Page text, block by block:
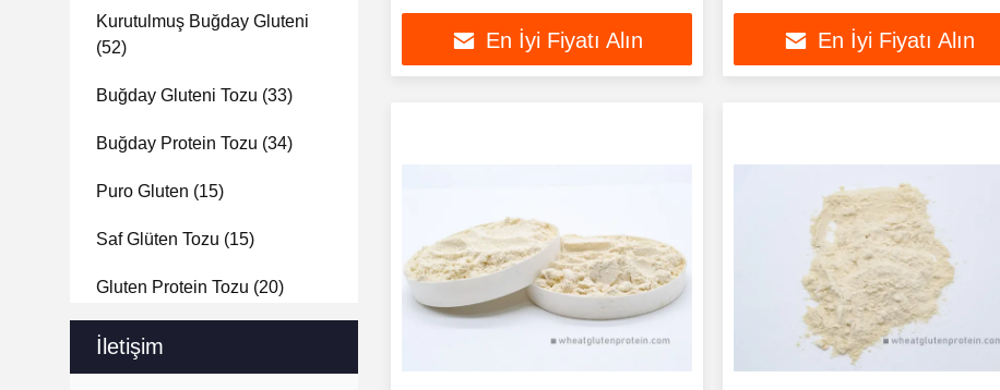
Kurutulmuş Buğday Gluteni
(52)
Buğday Gluteni Tozu (33)
Buğday Protein Tozu (34)
Puro Gluten (15)
Saf Glüten Tozu (15)
Gluten Protein Tozu (20)
Pellet Protein
İletişim
En İyi Fiyatı Alın En İyi Fiyatı Alın